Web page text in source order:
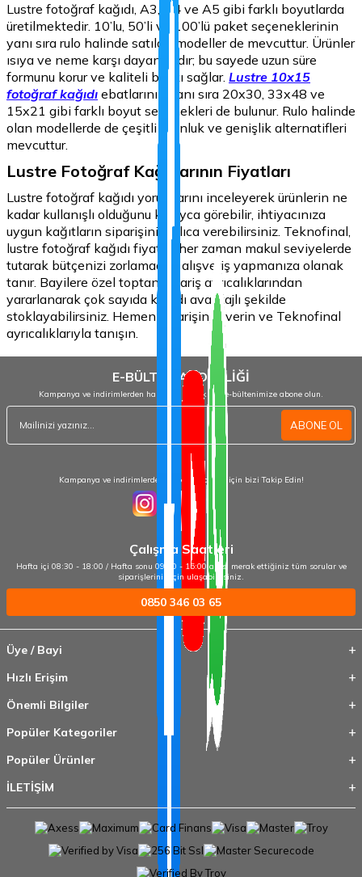
Lustre fotoğraf kağıdı, A3, A4 ve A5 gibi farklı boyutlarda
üretilmektedir. 10’lu, 50’li ve 100’lü paket seçeneklerinin
yanı sıra rulo halinde satılan modeller de mevcuttur. Ürünler
ısıya ve neme karşı dayanıklıdır; bu sayede uzun süre
formunu korur ve kaliteli baskı sağlar. Lustre 10x15
fotoğraf kağıdı ebatlarının yanı sıra 20x30, 33x48 ve
15x21 gibi farklı boyut seçenekleri de bulunur. Rulo halinde
olan modellerde de çeşitli uzunluk ve genişlik alternatifleri
mevcuttur.
Lustre Fotoğraf Kağıtlarının Fiyatları
Lustre fotoğraf kağıdı yorumlarını inceleyerek ürünlerin ne
kadar kullanışlı olduğunu kolayca görebilir, ihtiyacınıza
uygun kağıtların siparişini hızlıca verebilirsiniz. Teknofinal,
lustre fotoğraf kağıdı fiyatını her zaman makul seviyelerde
tutarak bütçenizi zorlamadan alışveriş yapmanıza olanak
tanır. Bayilere özel toptan sipariş ayrıcalıklarından
yararlanarak çok sayıda kağıdı avantajlı şekilde
stoklayabilirsiniz. Hemen siparişinizi verin ve Teknofinal
ayrıcalıklarıyla tanışın.
E-BÜLTEN ABONELİĞİ
Kampanya ve indirimlerden haberdar olmak için e-bültenimize abone olun.
ABONE OL
Kampanya ve indirimlerden haberdar olmak için bizi Takip Edin!
Çalışma Saatleri
Hafta içi 08:30 - 18:00 / Hafta sonu 09:00 - 15:00 arası merak ettiğiniz tüm sorular ve
siparişleriniz için ulaşabilirsiniz.
0850 346 03 65
Üye / Bayi
Hızlı Erişim
Önemli Bilgiler
Popüler Kategoriler
Popüler Ürünler
İLETİŞİM